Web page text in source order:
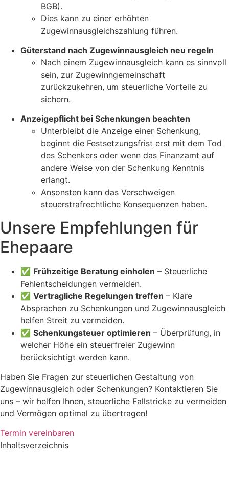
BGB).
Dies kann zu einer erhöhten
Zugewinnausgleichszahlung führen.
Güterstand nach Zugewinnausgleich neu regeln
Nach einem Zugewinnausgleich kann es sinnvoll
sein, zur Zugewinngemeinschaft
zurückzukehren, um steuerliche Vorteile zu
sichern.
Anzeigepflicht bei Schenkungen beachten
Unterbleibt die Anzeige einer Schenkung,
beginnt die Festsetzungsfrist erst mit dem Tod
des Schenkers oder wenn das Finanzamt auf
andere Weise von der Schenkung Kenntnis
erlangt.
Ansonsten kann das Verschweigen
steuerstrafrechtliche Konsequenzen haben.
Unsere Empfehlungen für
Ehepaare
✅ Frühzeitige Beratung einholen – Steuerliche
Fehlentscheidungen vermeiden.
✅ Vertragliche Regelungen treffen – Klare
Absprachen zu Schenkungen und Zugewinnausgleich
helfen Streit zu vermeiden.
✅ Schenkungsteuer optimieren – Überprüfung, in
welcher Höhe ein steuerfreier Zugewinn
berücksichtigt werden kann.
Haben Sie Fragen zur steuerlichen Gestaltung von
Zugewinnausgleich oder Schenkungen? Kontaktieren Sie
uns – wir helfen Ihnen, steuerliche Fallstricke zu vermeiden
und Vermögen optimal zu übertragen!
Termin vereinbaren
Inhaltsverzeichnis